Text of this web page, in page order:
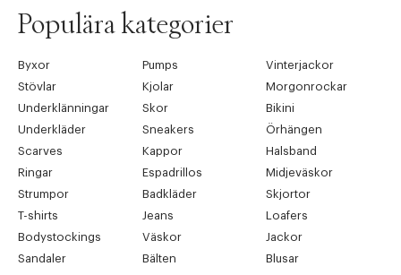
Populära kategorier
Byxor Pumps
Vinterjackor
Stövlar
Kjolar
Morgonrockar
Underklänningar
Skor
Bikini
Underkläder
Sneakers
Örhängen
Scarves
Kappor
Halsband
Ringar
Espadrillos
Midjeväskor
Strumpor
Badkläder
Skjortor
T-shirts
Jeans
Loafers
Bodystockings
Väskor
Jackor
Sandaler
Bälten Blusar